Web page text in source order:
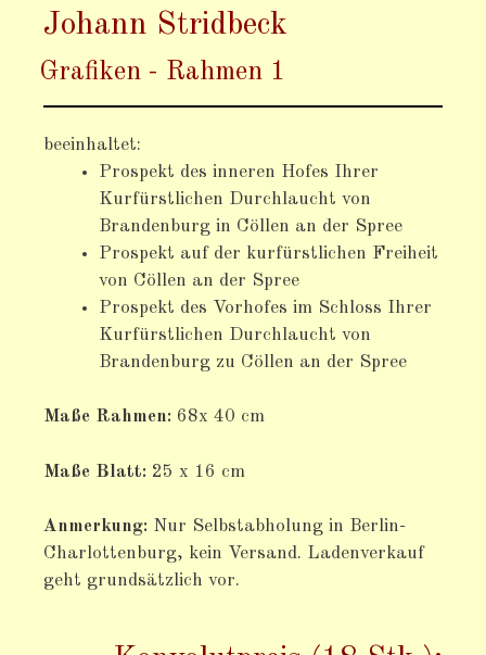
Johann Stridbeck
Grafiken - Rahmen 1
beeinhaltet:
Prospekt des inneren Hofes Ihrer
Kurfürstlichen Durchlaucht von
Brandenburg in Cöllen an der Spree
Prospekt auf der kurfürstlichen Freiheit
von Cöllen an der Spree
Prospekt des Vorhofes im Schloss Ihrer
Kurfürstlichen Durchlaucht von
Brandenburg zu Cöllen an der Spree
Maße Rahmen: 68x 40 cm
Maße Blatt: 25 x 16 cm
Anmerkung: Nur Selbstabholung in Berlin-
Charlottenburg, kein Versand. Ladenverkauf
geht grundsätzlich vor.